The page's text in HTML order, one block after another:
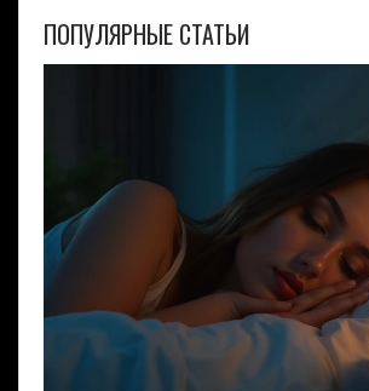
ПОПУЛЯРНЫЕ СТАТЬИ